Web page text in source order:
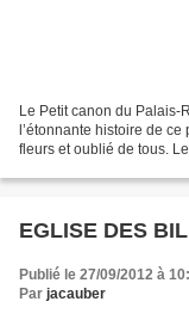
Le Petit canon du Palais-
l’étonnante histoire de
fleurs et oublié de tous.
EGLISE DES
Publié le 27/09/2012 à
Par jacauber